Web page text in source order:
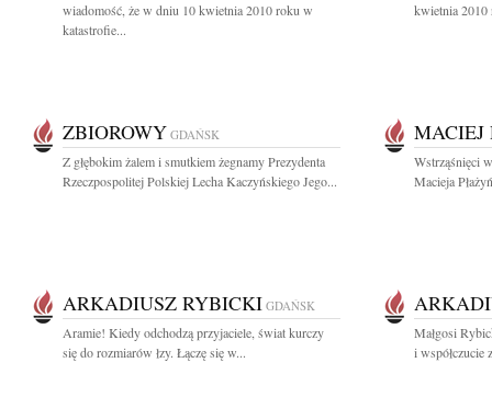
wiadomość, że w dniu 10 kwietnia 2010 roku w
katastrofie...
kwietnia 2010
ZBIOROWY GDAŃSK
Z głębokim żalem i smutkiem żegnamy Prezydenta
Rzeczpospolitej Polskiej Lecha Kaczyńskiego Jego...
Wstrząśnięci
Macieja
ARKADIUSZ RYBICKI GDAŃSK
Aramie! Kiedy odchodzą przyjaciele, świat kurczy
się do rozmiarów łzy. Łączę się w...
Małgosi
i współczucie